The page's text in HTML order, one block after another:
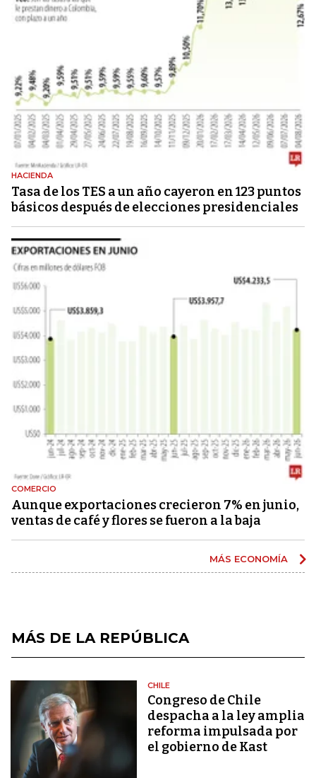
HACIENDA
Tasa de los TES a un año cayeron en 123 puntos
básicos después de elecciones presidenciales
COMERCIO
Aunque exportaciones crecieron 7% en junio,
ventas de café y flores se fueron a la baja
MÁS ECONOMÍA
MÁS DE LA REPÚBLICA
CHILE
Congreso de Chile
despacha a la ley amplia
reforma impulsada por
el gobierno de Kast